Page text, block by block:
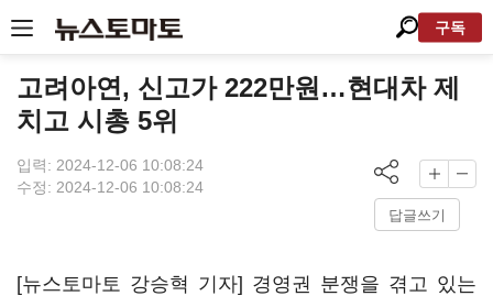
구독
고려아연, 신고가 222만원…현대차 제
치고 시총 5위
입력: 2024-12-06 10:08:24
수정: 2024-12-06 10:08:24
답글쓰기
[뉴스토마토 강승혁 기자] 경영권 분쟁을 겪고 있는